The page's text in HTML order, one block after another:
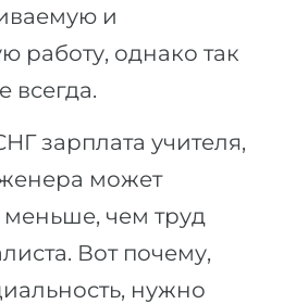
и
работу, однако так
всегда.
зарплата учителя,
может
меньше, чем труд
Вот почему,
нужно